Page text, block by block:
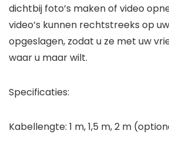
dichtbij foto’s maken of video
video’s kunnen rechtstreeks op
opgeslagen, zodat u ze met uw
waar u maar wilt.
Specificaties:
Kabellengte: 1 m, 1,5 m, 2 m